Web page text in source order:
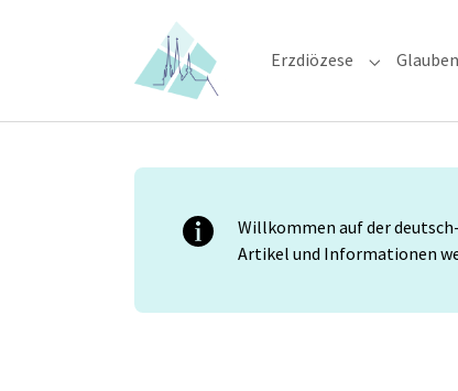
Erzdiözese Submenu
Willkommen auf der
Artikel und Informationen